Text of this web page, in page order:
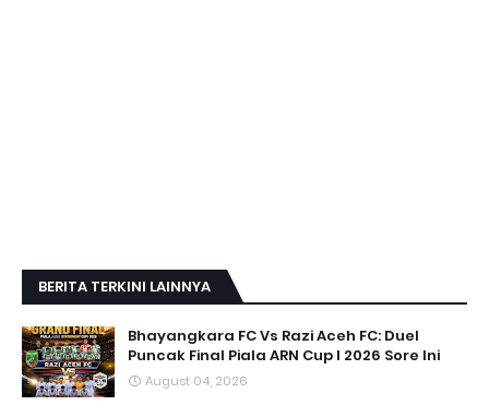
BERITA TERKINI LAINNYA
Bhayangkara FC Vs Razi Aceh FC: Duel
Puncak Final Piala ARN Cup I 2026 Sore Ini
August 04, 2026